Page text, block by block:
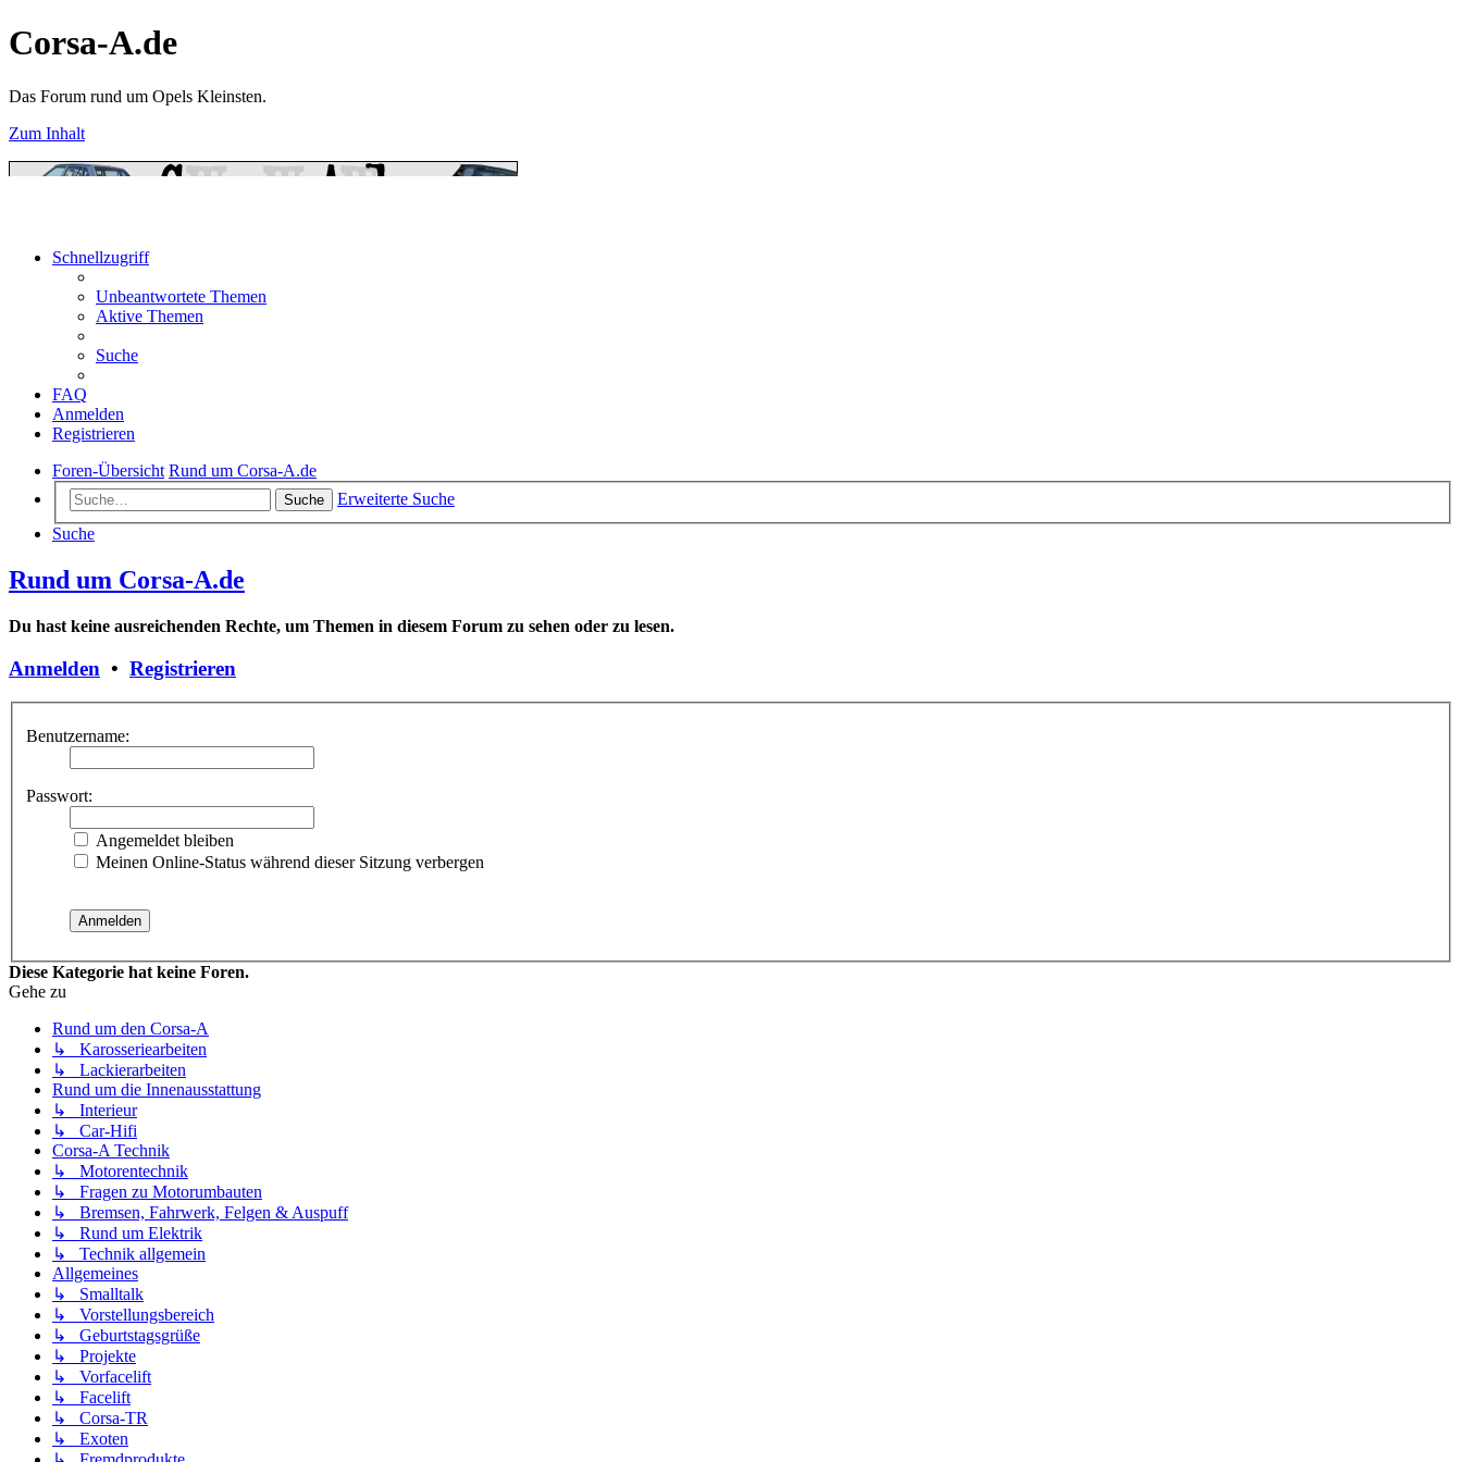
Corsa-A.de
Das Forum rund um Opels Kleinsten.
Zum Inhalt
Schnellzugriff
Unbeantwortete Themen
Aktive Themen
Suche
FAQ
Anmelden
Registrieren
Foren-Übersicht Rund um Corsa-A.de
Suche
Erweiterte Suche
Suche
Rund um Corsa-A.de
Du hast keine ausreichenden Rechte, um Themen in diesem Forum zu sehen oder zu lesen.
Anmelden • Registrieren
Benutzername:
Passwort:
Angemeldet bleiben
Meinen Online-Status während dieser Sitzung verbergen
Diese Kategorie hat keine Foren.
Gehe zu
Rund um den Corsa-A
↳ Karosseriearbeiten
↳ Lackierarbeiten
Rund um die Innenausstattung
↳ Interieur
↳ Car-Hifi
Corsa-A Technik
↳ Motorentechnik
↳ Fragen zu Motorumbauten
↳ Bremsen, Fahrwerk, Felgen & Auspuff
↳ Rund um Elektrik
↳ Technik allgemein
Allgemeines
↳ Smalltalk
↳ Vorstellungsbereich
↳ Geburtstagsgrüße
↳ Projekte
↳ Vorfacelift
↳ Facelift
↳ Corsa-TR
↳ Exoten